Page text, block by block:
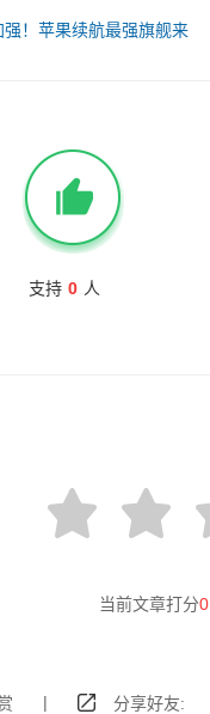
！苹果续航最强旗舰来
支持 0 人
当前文章打分0
| 分享好友: